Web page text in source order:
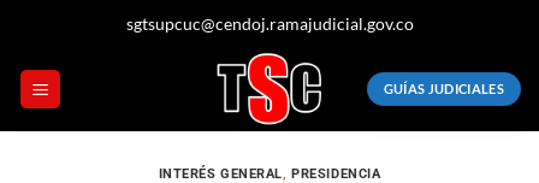
sgtsupcuc@cendoj.ramajudicial.gov.co
GUÍAS JUDICIALES
INTERÉS GENERAL,PRESIDENCIA